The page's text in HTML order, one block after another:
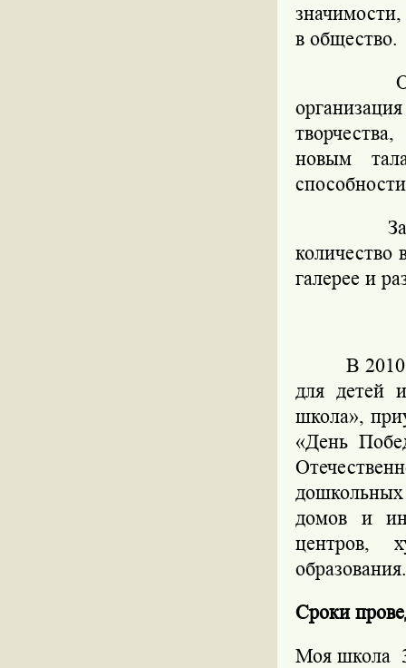
в общество.
новым
количество
галерее и
В
для детей
школа»,
«День
дошкольных
домов и
центров,
образования.
Сроки
Моя школа